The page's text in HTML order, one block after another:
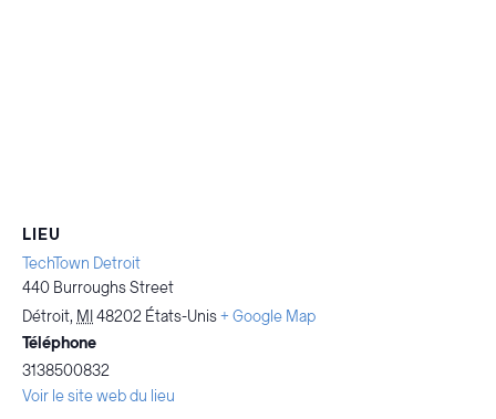
LIEU
TechTown Detroit
440 Burroughs Street
Détroit, MI 48202 États-Unis+ Google Map
Téléphone
3138500832
Voir le site web du lieu